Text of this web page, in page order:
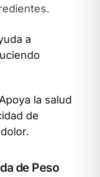
a
la salud
de
de Peso